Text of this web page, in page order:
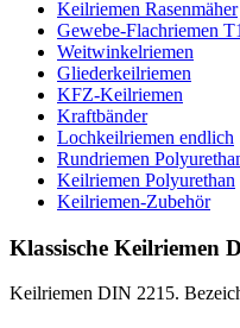
Keilriemen Rasenmäher
Gewebe-Flachriemen
Weitwinkelriemen
Gliederkeilriemen
KFZ-Keilriemen
Kraftbänder
Lochkeilriemen endlich
Rundriemen
Keilriemen Polyurethan
Keilriemen-Zubehör
Klassische Keilriemen
Keilriemen DIN 2215.